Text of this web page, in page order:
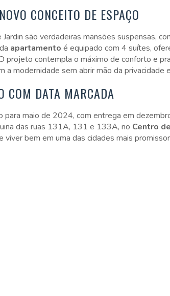
CONCEITO DE ESPAÇO
são verdadeiras mansões suspensas,
apartamento é equipado com 4 suítes,
projeto contempla o máximo de conforto e
a modernidade sem abrir mão da privacidade
COM DATA MARCADA
para maio de 2024, com entrega em
das ruas 131A, 131 e 133A, no Centro
bem em uma das cidades mais